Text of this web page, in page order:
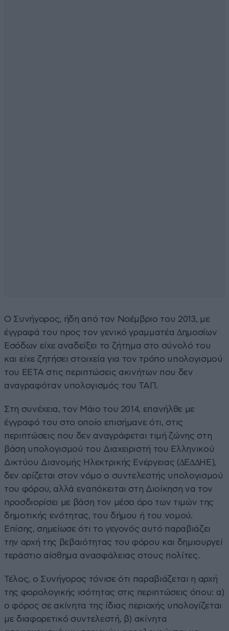
Ο Συνήγορος, ήδη από τον Νοέμβριο του 2013, µε
έγγραφά του προς τον γενικό γραμματέα ∆ημοσίων
Εσόδων είχε αναδείξει το ζήτημα στο σύνολό του
και είχε ζητήσει στοιχεία για τον τρόπο υπολογισμού
του ΕΕΤΑ στις περιπτώσεις ακινήτων που δεν
αναγραφόταν υπολογισμός του ΤΑΠ.
Στη συνέχεια, τον Μάιο του 2014, επανήλθε µε
έγγραφό του στο οποίο επισήμανε ότι, στις
περιπτώσεις που δεν αναγράφεται τιμή ζώνης στη
βάση υπολογισμού του Διαχειριστή του Ελληνικού
Δικτύου Διανομής Ηλεκτρικής Ενέργειας (∆Ε∆∆ΗΕ),
δεν ορίζεται στον νόμο ο συντελεστής υπολογισμού
του φόρου, αλλά εναπόκειται στη Διοίκηση να τον
προσδιορίσει µε βάση τον μέσο όρο των τιμών της
δημοτικής ενότητας, του δήμου ή του νομού.
Επίσης, σημείωσε ότι το γεγονός αυτό παραβιάζει
την αρχή της βεβαιότητας του φόρου και δημιουργεί
τεράστιο αίσθημα ανασφάλειας στους πολίτες.
Τέλος, ο Συνήγορος τόνισε ότι παραβιάζεται η αρχή
της φορολογικής ισότητας στις περιπτώσεις όπου: α)
ο φόρος σε ακίνητα της ίδιας περιοχής υπολογίζεται
µε διαφορετικό συντελεστή, β) ακίνητα